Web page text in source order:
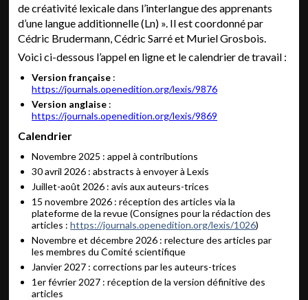
de créativité lexicale dans l’interlangue des apprenants
d’une langue additionnelle (Ln) ». Il est coordonné par
Cédric Brudermann, Cédric Sarré et Muriel Grosbois.
Voici ci-dessous l’appel en ligne et le calendrier de travail :
Version française :
https://journals.openedition.org/lexis/9876
Version anglaise :
https://journals.openedition.org/lexis/9869
Calendrier
Novembre 2025 : appel à contributions
30 avril 2026 : abstracts à envoyer à Lexis
Juillet-août 2026 : avis aux auteurs-trices
15 novembre 2026 : réception des articles via la
plateforme de la revue (Consignes pour la rédaction des
articles :https://journals.openedition.org/lexis/1026)
Novembre et décembre 2026 : relecture des articles par
les membres du Comité scientifique
Janvier 2027 : corrections par les auteurs-trices
1er février 2027 : réception de la version définitive des
articles